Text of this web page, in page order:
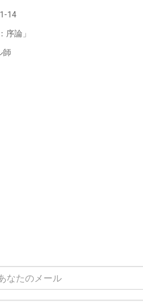
14
序論」
ョール師